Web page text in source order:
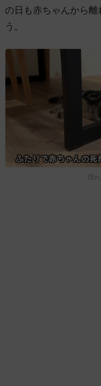
の日も赤ちゃんから
う。
隠